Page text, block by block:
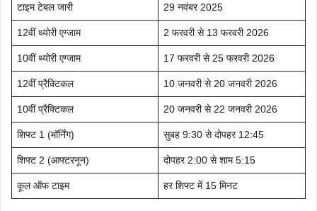
टाइम टेबल जारी 29 नवंबर 2025
12वीं थ्योरी एग्जाम 2 फरवरी से 13 फरवरी 2026
10वीं थ्योरी एग्जाम 17 फरवरी से 25 फरवरी 2026
12वीं प्रैक्टिकल 10 जनवरी से 20 जनवरी 2026
10वीं प्रैक्टिकल 20 जनवरी से 22 जनवरी 2026
शिफ्ट 1 (मॉर्निंग) सुबह 9:30 से दोपहर 12:45
शिफ्ट 2 (आफ्टरनून) दोपहर 2:00 से शाम 5:15
कूल ऑफ टाइम हर शिफ्ट में 15 मिनट